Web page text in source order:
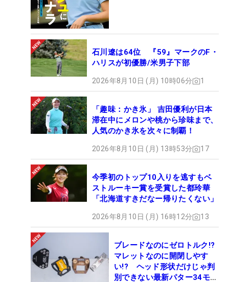
石川遼は64位 『59』マークのF・
ハリスが初優勝/米男子下部
2026年8月10日 (月) 10時06分 1
「趣味：かき氷」 吉田優利が日本
滞在中にメロンや桃から珍味まで、
人気のかき氷を次々に制覇！
2026年8月10日 (月) 13時53分 17
今季初のトップ10入りを逃すもベ
ストルーキー賞を受賞した都玲華
「北海道すきだなー帰りたくない」
2026年8月10日 (月) 16時12分 13
ブレードなのにゼロトルク!?
マレットなのに開閉しやす
い!? ヘッド形状だけじゃ判
別できない最新パター34モデ